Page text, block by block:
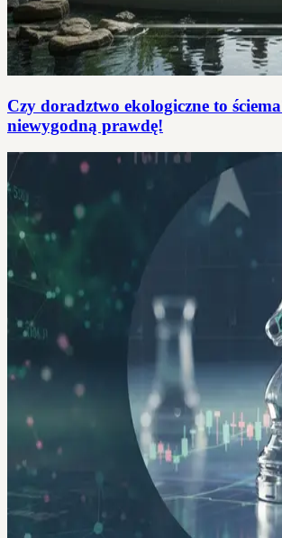
Czy doradztwo ekologiczne to
niewygodną prawdę!